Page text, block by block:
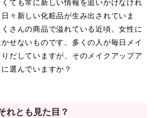
ても常に新しい情報を追いかけなけれ
々新しい化粧品が生み出されていま
さんの商品で溢れている近頃。女性に
せないものです。多くの人が毎日メイ
だしていますが、そのメイクアップア
選んでいますか？
れとも見た目？